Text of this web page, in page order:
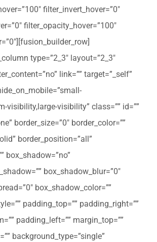
filter_invert_hover=”0″
filter_opacity_hover=”100″
type=”2_3″ layout=”2_3″
link=”” target=”_self”
visibility,large-visibility” class=”” id=””
border_size=”0″ border_color=””
border_position=”all”
box_shadow=”no”
box_shadow_blur=”0″
box_shadow_color=””
padding_top=”” padding_right=””
padding_left=”” margin_top=””
background_type=”single”